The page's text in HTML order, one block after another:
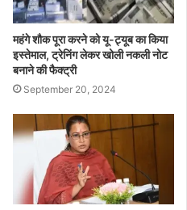
महंगे शौक पूरा करने को यू-ट्यूब का किया
इस्तेमाल, ट्रेनिंग लेकर खोली नकली नोट
बनाने की फैक्ट्री
September 20, 2024